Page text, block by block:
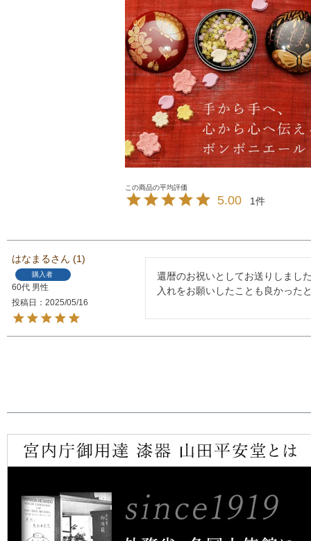
5.00 1
はなまる 1
購入者
60代 男性
投稿日
2025/05/16
還暦のお祝いとしてお送りしまし
入れをお願いしたことも良かった